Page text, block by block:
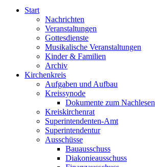
Start
Nachrichten
Veranstaltungen
Gottesdienste
Musikalische Veranstaltungen
Kinder & Familien
Archiv
Kirchenkreis
Aufgaben und Aufbau
Kreissynode
Dokumente zum Nachlesen
Kreiskirchenrat
Superintendenten-Amt
Superintendentur
Ausschüsse
Bauausschuss
Diakonieausschuss